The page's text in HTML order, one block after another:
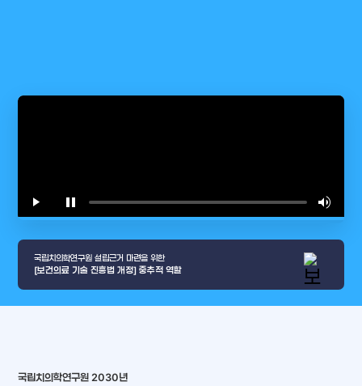
play_arrow pause volume_up
국립치의학연구원 설립근거 마련을 위한
[보건의료 기술 진흥법 개정] 중추적 역할
국립치의학연구원 2030년